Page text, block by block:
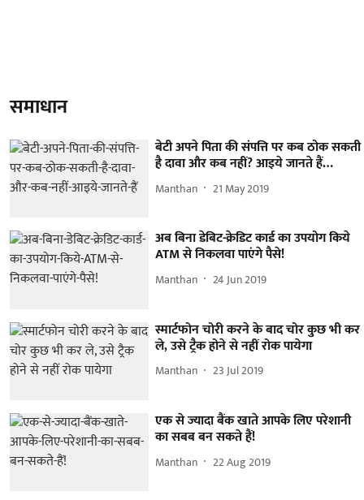
समाधान
बेटी अपने पिता की संपत्ति पर कब ठोक सकती
है दावा और कब नहीं? आइये जानते हैं…
Manthan 21 May 2019
अब बिना डेबिट-क्रेडिट कार्ड का उपयोग किये
ATM से निकलवा पाएंगे पैसे!
Manthan 24 Jun 2019
स्मार्टफोन चोरी करने के बाद चोर कुछ भी कर
ले, उसे ट्रैक होने से नहीं रोक पायेगा
Manthan 23 Jul 2019
एक से ज्यादा बैंक खाते आपके लिए परेशानी
का सबब बन सकते हैं!
Manthan 22 Aug 2019